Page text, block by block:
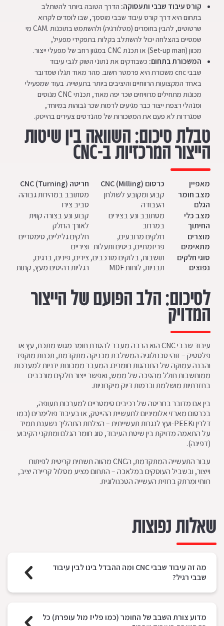
קורס עיבוד שבבי ותעסוקה: הדרך הטובה ביותר להשתלב
בתחום היא דרך קורס עיבוד שבבי מוסמך, שבו לומדים לקרוא
שרטוטים, להבין בחומרים (מטלורגיה) ולהשתמש בתוכנות .CAM מי
שמסיים בהצלחה יכול להשתלב בקלות בתפקידי מפעיל,
מכוון (Set-up man) או תכנת CNC במגוון רחב של מפעלי ייצור.
המשכורת בתחום: כשבודקים את נתוני השוק לגבי עיבוד
שבבי cnc משכורת היא פרמטר חשוב. מהר מאוד תגלו שמדובר
באחד המקצועות הרווחיים והיציבים ביותר בתעשייה. בעוד שמפעילי
מכונות מתחילים מרוויחים שכר יפה מאוד, תכנתי CNC מנוסים
ומנהלי רצפת ייצור כבר מגיעים לרמות שכר גבוהות במיוחד,
שמגרדות לא פעם את המשכורות של מהנדסים צעירים בהייטק.
טבלת סיכום: השוואה בין שיטות
הייצור המרכזיות ב-CNC
מאפיין כרסום CNC (Milling) חריטה CNC (Turning)
מצב חומר
הגלם
קבוע ומקובע לשולחן
העבודה
מסתובב במהירות גבוהה
סביב צירו
מצב כלי
החיתוך
מסתובב ונע בצירים
במרחב
קבוע ונע בצורה קווית
לאורך החלק
מוצרים
מתאימים
חלקים מרובעים,
פריזמתיים, כיסים ותעלות
חלקים גליליים, סימטריים
וציריים
סוגי חלקים
נפוצים
תושבות, בלוקים מורכבים,
תבניות, לוחות MDF
צירים, פינים, ברגים,
רגליות רהיטים מעץ, קתות
לסיכום: הלב הפועם של הייצור
המדויק
עיבוד שבבי CNC הוא הרבה מעבר להסרת חומר מגוש מתכת, עץ או
פלסטיק – זוהי טכנולוגיה המשלבת מכניקה מתקדמת, תכנות מוקפד
והבנה עמוקה של התנהגות חומרים. המעבר ממכונות ידניות למערכות
ממוחשבות חולל מהפכה של ממש, ואפשר ייצור חלקים מורכבים
בחזרתיות מושלמת וברמות דיוק מיקרוניות.
בין אם מדובר בחריטה של רכיבים סימטריים למערכות תעופה,
בכרסום מארזי אלומיניום לתעשיית ההייטק, או בעיבוד פולימרים (כמו
דלרין וPEEK-ועץ לנגרות תעשייתית – הצלחת התהליך נשענת תמיד
על התאמה מדויקת בין שיטת העיבוד, סוג חומר הגלם ומתקני הקיבוע
(דפינה).
עבור התעשייה המתקדמת, הCNC מהווה תשתית קריטית לפיתוח
וייצור, ובשביל העוסקים במלאכה – התחום מציע מסלול קריירה יציב,
רווחי ומרתק בחזית העשייה הטכנולוגית.
שאלות נפוצות
מה זה עיבוד שבבי CNC ומה ההבדל בינו לבין עיבוד
שבבי רגיל?
מדוע צורת השבב של החומר (כמו פליז מול עופרת) כל